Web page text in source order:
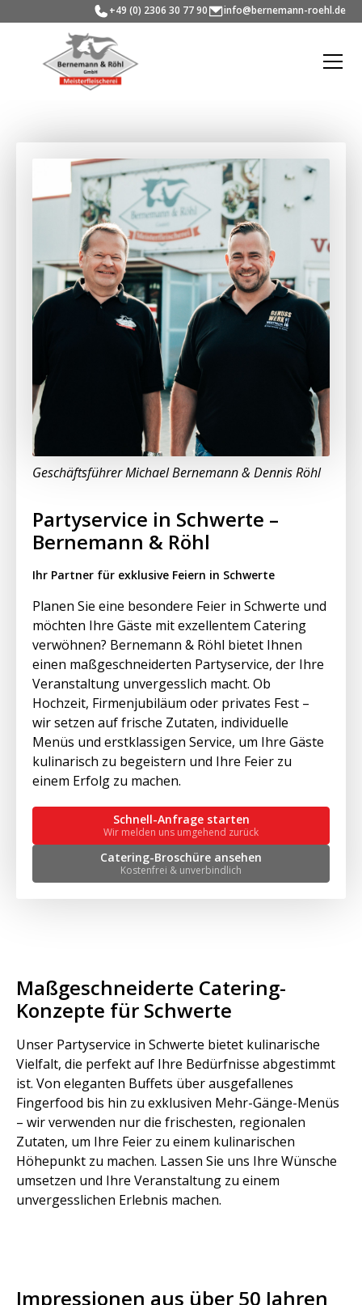
+49 (0) 2306 30 77 90 info@bernemann-roehl.de
Partyservice in Schwerte –
Bernemann & Röhl
Ihr Partner für exklusive Feiern in Schwerte
Planen Sie eine besondere Feier in Schwerte und
möchten Ihre Gäste mit exzellentem Catering
verwöhnen? Bernemann & Röhl bietet Ihnen
einen maßgeschneiderten Partyservice, der Ihre
Veranstaltung unvergesslich macht. Ob
Hochzeit, Firmenjubiläum oder privates Fest –
wir setzen auf frische Zutaten, individuelle
Menüs und erstklassigen Service, um Ihre Gäste
kulinarisch zu begeistern und Ihre Feier zu
einem Erfolg zu machen.
Schnell-Anfrage starten
Wir melden uns umgehend zurück
Catering-Broschüre ansehen
Kostenfrei & unverbindlich
Geschäftsführer Michael Bernemann & Dennis Röhl
Maßgeschneiderte Catering-
Konzepte für Schwerte
Unser Partyservice in Schwerte bietet kulinarische
Vielfalt, die perfekt auf Ihre Bedürfnisse abgestimmt
ist. Von eleganten Buffets über ausgefallenes
Fingerfood bis hin zu exklusiven Mehr-Gänge-Menüs
– wir verwenden nur die frischesten, regionalen
Zutaten, um Ihre Feier zu einem kulinarischen
Höhepunkt zu machen. Lassen Sie uns Ihre Wünsche
umsetzen und Ihre Veranstaltung zu einem
unvergesslichen Erlebnis machen.
Impressionen aus über 50 Jahren